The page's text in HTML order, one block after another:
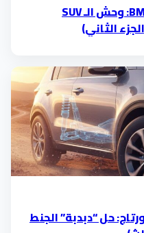
أعطال ومواصفات BMW X5 2026: وحش الـ SUV
حل “دبدبة” الجنط